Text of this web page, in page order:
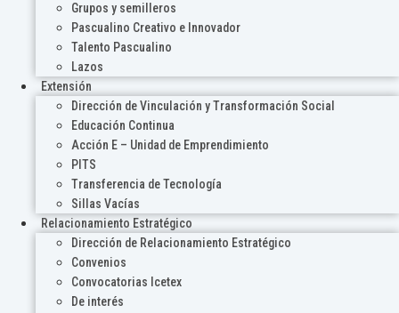
Grupos y semilleros
Pascualino Creativo e Innovador
Talento Pascualino
Lazos
Extensión
Dirección de Vinculación y Transformación Social
Educación Continua
Acción E – Unidad de Emprendimiento
PITS
Transferencia de Tecnología
Sillas Vacías
Relacionamiento Estratégico
Dirección de Relacionamiento Estratégico
Convenios
Convocatorias Icetex
De interés